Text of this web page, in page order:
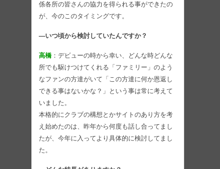
係各所の皆さんの協力を得られる事ができたの
が、今のこのタイミングです。
―いつ頃から検討していたんですか？
高橋 ：デビューの時から幸い、どんな時どんな
所でも駆けつけてくれる「ファミリー」のよう
なファンの方達がいて「この方達に何か恩返し
できる事はないかな？」という事は常に考えて
いました。
本格的にクラブの構想とかサイトのあり方を考
え始めたのは、昨年から何度も話し合ってまし
たが、今年に入ってより具体的に検討してまし
た。